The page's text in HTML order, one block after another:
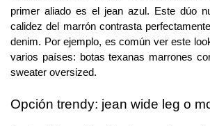
primer aliado es el jean azul. Este dúo
calidez del marrón contrasta
denim. Por ejemplo, es común ver este
varios países: botas texanas marrones
sweater oversized.
Opción trendy: jean wide leg o